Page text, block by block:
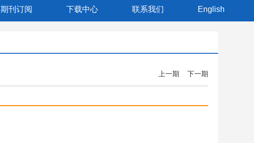
期刊订阅 下载中心 联系我们 English
上一期 下一期